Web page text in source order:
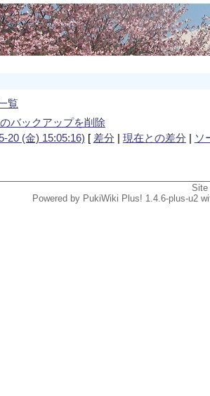
覧
バックアップを削除
20 (金) 15:05:16) [ 差分 | 現在との差分 | ソ
Powered by PukiWiki Plus! 1.4.6-plus-u2